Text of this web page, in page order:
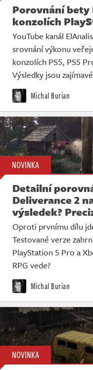
Porovnání
konzolích
YouTube kanál
srovnání výkonu
konzolích PS5, PS5
Výsledky jsou
Michal Burian
NOVINKA
Detailní
Deliverance 2
výsledek?
Oproti prvnímu dílu
Testované verze
PlayStation 5 Pro a
RPG vede?
Michal Burian
NOVINKA